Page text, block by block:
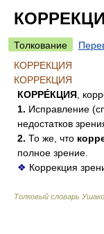
Толкование
КОРРЕКЦИЯ
КОРРЕКЦИЯ
КОРРЕ́КЦИЯ ,
1. Исправление
недостатков
2. То же, что
полное зрение.
❖ Коррекция
Толковый словарь